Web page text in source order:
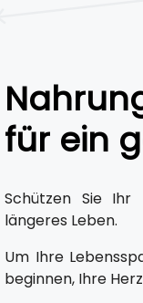
für ein
Schützen Sie
längeres Leben.
Um Ihre
beginnen, Ihre